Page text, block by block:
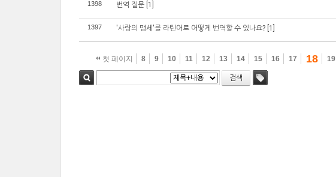
1398 번역 질문 [1]
1397 '사랑의 맹세'를 라틴어로 어떻게 번역할 수 있나요? [1]
첫 페이지 8 9 10 11 12 13 14 15 16 17 18 19
검색